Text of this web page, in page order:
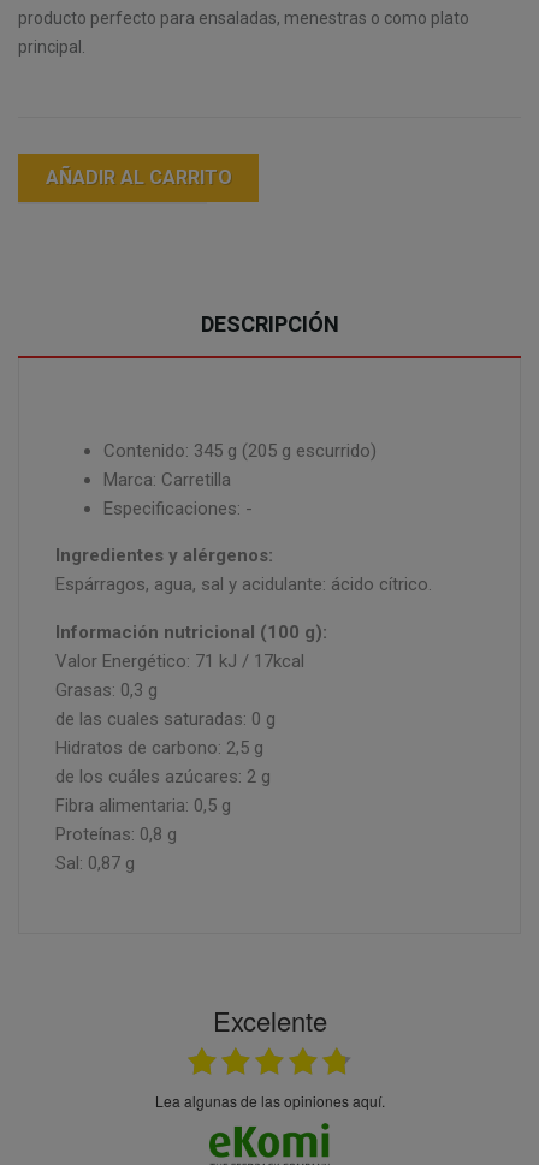
producto perfecto para ensaladas, menestras o como plato
principal.
AÑADIR AL CARRITO
DESCRIPCIÓN
Contenido: 345 g (205 g escurrido)
Marca: Carretilla
Especificaciones: -
Ingredientes y alérgenos:
Espárragos, agua, sal y acidulante: ácido cítrico.
Información nutricional (100 g):
Valor Energético: 71 kJ / 17kcal
Grasas: 0,3 g
de las cuales saturadas: 0 g
Hidratos de carbono: 2,5 g
de los cuáles azúcares: 2 g
Fibra alimentaria: 0,5 g
Proteínas: 0,8 g
Sal: 0,87 g
Excelente
Lea algunas de las opiniones aquí.